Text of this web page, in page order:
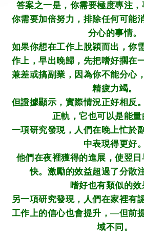
答案之一是，你需要極度專注，
你需要加倍努力，排除任何可能
分心的事情。
如果你想在工作上脫穎而出，你
作上，早出晚歸，先把嗜好擱在
兼差或搞副業，因為你不能分心
精疲力竭。
但證據顯示，實際情況正好相反
正軌，它也可以是能量
一項研究發現，人們在晚上忙於
中表現得更好。
他們在夜裡獲得的進展，使翌
快。激勵的效益超過了分散
嗜好也有類似的效
另一項研究發現，人們在家裡有
工作上的信心也會提升，—但前
域不同。